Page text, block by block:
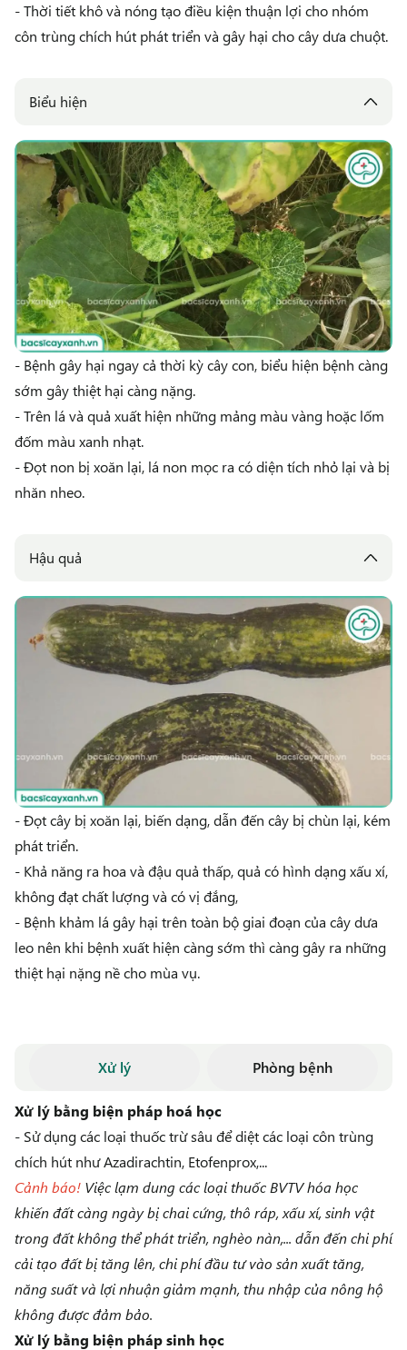
- Thời tiết khô và nóng tạo điều kiện thuận lợi cho nhóm
côn trùng chích hút phát triển và gây hại cho cây dưa chuột.
Biểu hiện
- Bệnh gây hại ngay cả thời kỳ cây con, biểu hiện bệnh càng
sớm gây thiệt hại càng nặng.
- Trên lá và quả xuất hiện những mảng màu vàng hoặc lốm
đốm màu xanh nhạt.
- Đọt non bị xoăn lại, lá non mọc ra có diện tích nhỏ lại và bị
nhăn nheo.
Hậu quả
- Đọt cây bị xoăn lại, biến dạng, dẫn đến cây bị chùn lại, kém
phát triển.
- Khả năng ra hoa và đậu quả thấp, quả có hình dạng xấu xí,
không đạt chất lượng và có vị đắng,
- Bệnh khảm lá gây hại trên toàn bộ giai đoạn của cây dưa
leo nên khi bệnh xuất hiện càng sớm thì càng gây ra những
thiệt hại nặng nề cho mùa vụ.
Xử lý Phòng bệnh
Xử lý bằng biện pháp hoá học
- Sử dụng các loại thuốc trừ sâu để diệt các loại côn trùng
chích hút như Azadirachtin, Etofenprox,...
Cảnh báo! Việc lạm dung các loại thuốc BVTV hóa học
khiến đất càng ngày bị chai cứng, thô ráp, xấu xí, sinh vật
trong đất không thể phát triển, nghèo nàn,... dẫn đến chi phí
cải tạo đất bị tăng lên, chi phí đầu tư vào sản xuất tăng,
năng suất và lợi nhuận giảm mạnh, thu nhập của nông hộ
không được đảm bảo.
Xử lý bằng biện pháp sinh học